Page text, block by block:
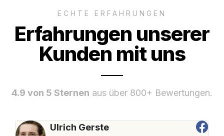
ECHTE ERFAHRUNGEN
Erfahrungen unserer
Kunden mit uns
4.9 von 5 Sternen aus über 800+ Bewertungen.
Ulrich Gerste